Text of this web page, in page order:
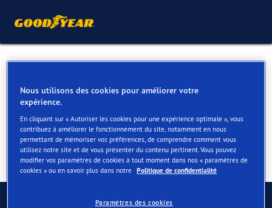
Pneus pour votre BMW X4 &
X4 M
Nous utilisons des cookies pour améliorer votre
expérience.
En cliquant sur « Autoriser les cookies pour une expérience optimale », vous
contribuez à améliorer le fonctionnement du site, notamment en nous
permettant de mémoriser vos préférences, de comprendre comment vous
utilisez notre site et de vous présenter du contenu pertinent. Vous pouvez
modifier vos paramètres de cookies à tout moment dans nos « paramètres de
cookies » ou en savoir plus dans notre Politique de confidentialité
Paramètres des cookies